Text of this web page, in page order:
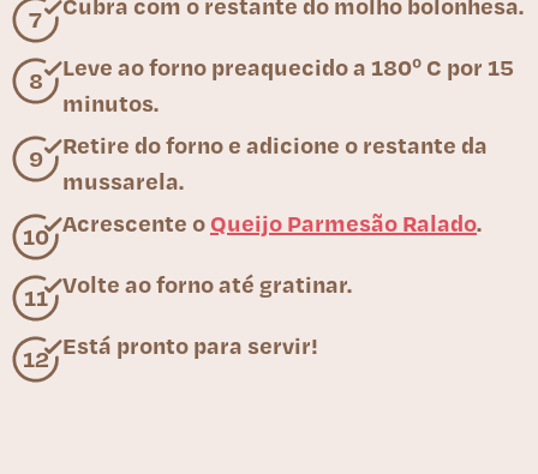
Leve ao forno preaquecido a 180º C por 15
minutos.
Retire do forno e adicione o restante da
mussarela.
Acrescente o Queijo Parmesão Ralado.
Volte ao forno até gratinar.
Está pronto para servir!